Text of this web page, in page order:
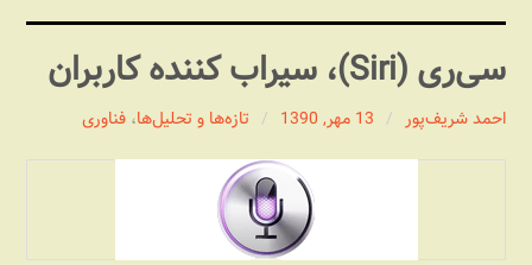
درباره این وبلاگ
مجله شبکه
پندهای یونیکسی استاد «فو»
سی‌ری (Siri)، سیراب کننده کاربران
احمد شریف‌پور 13 مهر, 1390 تازه‌‌ها و تحلیل‌ها،فناوری